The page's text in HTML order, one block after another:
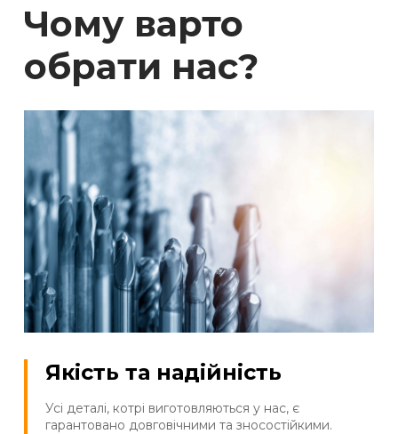
Чому варто
обрати нас?
Якість та надійність
Усі деталі, котрі виготовляються у нас, є
гарантовано довговічними та зносостійкими.